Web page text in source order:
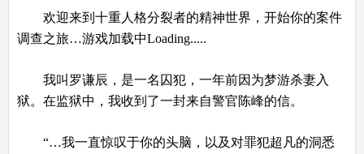
欢迎来到十重人格分裂者的精神世界，开始你的案件
调查之旅…游戏加载中Loading.....
我叫罗谦辰，是一名囚犯，一年前因为梦游杀妻入
狱。在监狱中，我收到了一封来自警官陈峰的信。
“…我一直惊叹于你的头脑，以及对罪犯超凡的洞悉